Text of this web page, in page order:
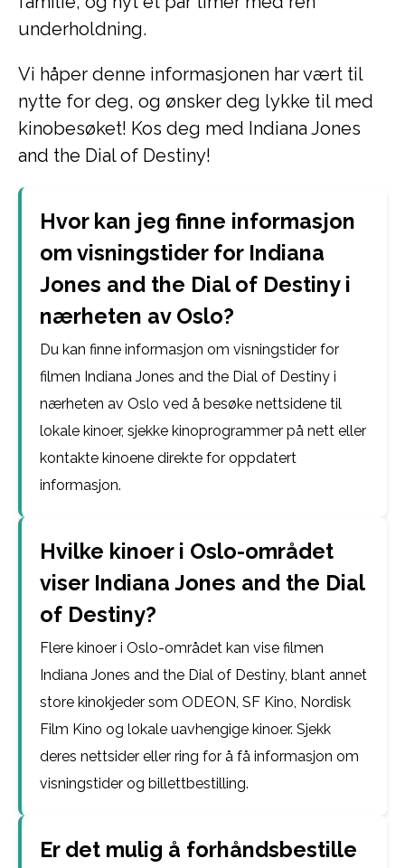
underholdning.
Vi håper denne informasjonen har vært til
nytte for deg, og ønsker deg lykke til med
kinobesøket! Kos deg med Indiana Jones
and the Dial of Destiny!
Hvor kan jeg finne informasjon
om visningstider for Indiana
Jones and the Dial of Destiny i
nærheten av Oslo?
Du kan finne informasjon om visningstider for
filmen Indiana Jones and the Dial of Destiny i
nærheten av Oslo ved å besøke nettsidene til
lokale kinoer, sjekke kinoprogrammer på nett eller
kontakte kinoene direkte for oppdatert
informasjon.
Hvilke kinoer i Oslo-området
viser Indiana Jones and the Dial
of Destiny?
Flere kinoer i Oslo-området kan vise filmen
Indiana Jones and the Dial of Destiny, blant annet
store kinokjeder som ODEON, SF Kino, Nordisk
Film Kino og lokale uavhengige kinoer. Sjekk
deres nettsider eller ring for å få informasjon om
visningstider og billettbestilling.
Er det mulig å forhåndsbestille